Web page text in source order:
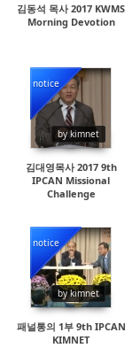
김동석 목사 2017 KWMS
Morning Devotion
notice
by kimnet
20301
김대영목사 2017 9th
IPCAN Missional
Challenge
notice
by kimnet
18239
패널통의 1부 9th IPCAN
KIMNET